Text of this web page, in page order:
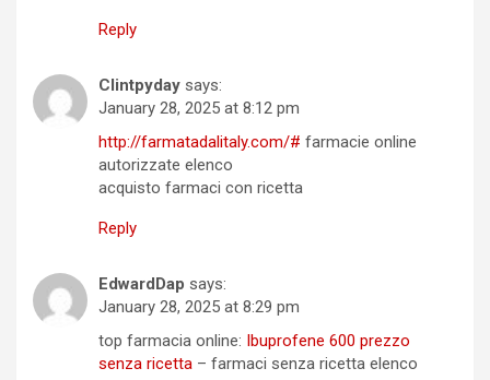
Reply
Clintpyday says:
January 28, 2025 at 8:12 pm
http://farmatadalitaly.com/# farmacie online
autorizzate elenco
acquisto farmaci con ricetta
Reply
EdwardDap says:
January 28, 2025 at 8:29 pm
top farmacia online: Ibuprofene 600 prezzo
senza ricetta – farmaci senza ricetta elenco